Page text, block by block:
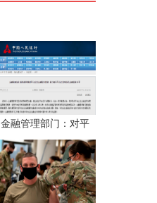
金融管理部门：对平